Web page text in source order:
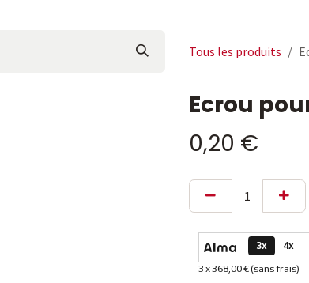
Tous les produits
Ecrou
0,20 €
Options de3x 4x
Informations sur le
3 x 368,00 € (sans frais)